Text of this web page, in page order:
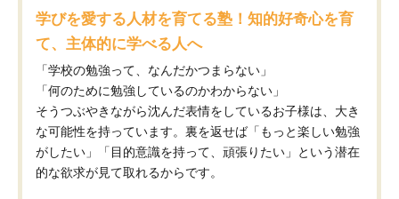
学びを愛する人材を育てる塾！知的好奇心を育
て、主体的に学べる人へ
「学校の勉強って、なんだかつまらない」
「何のために勉強しているのかわからない」
そうつぶやきながら沈んだ表情をしているお子様は、大き
な可能性を持っています。裏を返せば「もっと楽しい勉強
がしたい」「目的意識を持って、頑張りたい」という潜在
的な欲求が見て取れるからです。